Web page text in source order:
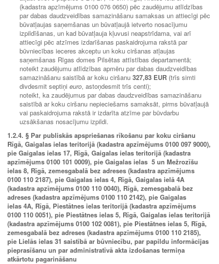
(kadastra apzīmējums 0100 076 0650) pēc zaudējumu atlīdzības
par dabas daudzveidības samazināšanu samaksas un attiecīgi pēc
būvatļaujas saņemšanas un būvatļaujā ietverto nosacījumu
izpildīšanas, un kad būvatļauja kļuvusi neapstrīdama, vai arī
attiecīgi pēc atzīmes izdarīšanas paskaidrojuma rakstā par
būvniecības ieceres akceptu un koku ciršanas atļaujas
saņemšanas Rīgas domes Pilsētas attīstības departamentā;
noteikt zaudējumu atlīdzības apmēru par dabas daudzveidības
samazināšanu saistībā ar koku ciršanu 327,83 EUR (trīs simti
divdesmit septiņi euro, astoņdesmit trīs centi);
noteikt, ka zaudējumus par dabas daudzveidības samazināšanu
saistībā ar koku ciršanu nepieciešams samaksāt, pirms būvatļaujā
vai paskaidrojuma rakstā ir izdarīta atzīme par būvdarbu
uzsākšanas nosacījumu izpildi.
1.2.4. § Par publiskās apspriešanas rīkošanu par koku ciršanu
Rīgā, Gaigalas ielas teritorijā (kadastra apzīmējums 0100 097 9000),
pie Gaigalas ielas 17, Rīgā, Gaigalas ielas teritorijā (kadastra
apzīmējums 0100 101 0009), pie Gaigalas ielas 5 un Mežrozīšu
ielas 8, Rīgā, zemesgabalā bez adreses (kadastra apzīmējums
0100 110 2187), pie Gaigalas ielas 4, Rīgā, Gaigalas ielā 4A
(kadastra apzīmējums 0100 110 0040), Rīgā, zemesgabalā bez
adreses (kadastra apzīmējums 0100 110 2142), pie Gaigalas
ielas 4A, Rīgā, Piestātnes ielas teritorijā (kadastra apzīmējums
0100 110 0051), pie Piestātnes ielas 5, Rīgā, Gaigalas ielas teritorijā
(kadastra apzīmējums 0100 102 0081), pie Piestātnes ielas 5, Rīgā,
zemesgabalā bez adreses (kadastra apzīmējums 0100 110 2185),
pie Lielās ielas 31 saistībā ar būvniecību, par papildu informācijas
pieprasīšanu un par administratīvā akta izdošanas termiņa
atkārtotu pagarināšanu